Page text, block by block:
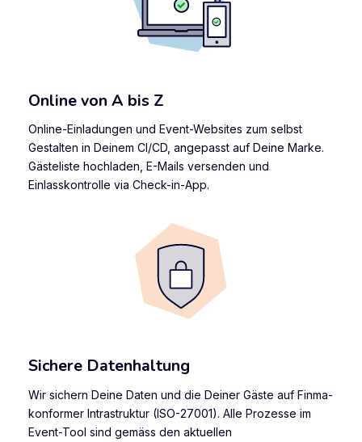
Online von A bis Z
Online-Einladungen und Event-Websites zum selbst
Gestalten in Deinem CI/CD, angepasst auf Deine Marke.
Gästeliste hochladen, E-Mails versenden und
Einlasskontrolle via Check-in-App.
Sichere Datenhaltung
Wir sichern Deine Daten und die Deiner Gäste auf Finma-
konformer Intrastruktur (ISO-27001). Alle Prozesse im
Event-Tool sind gemäss den aktuellen